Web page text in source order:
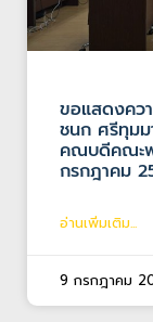
ขอแสดงคว
ชนก ศรีทุมม
คณบดีคณะ
กรกฎาคม
อ่านเพิ่มเติม...
9 กรกฎาคม